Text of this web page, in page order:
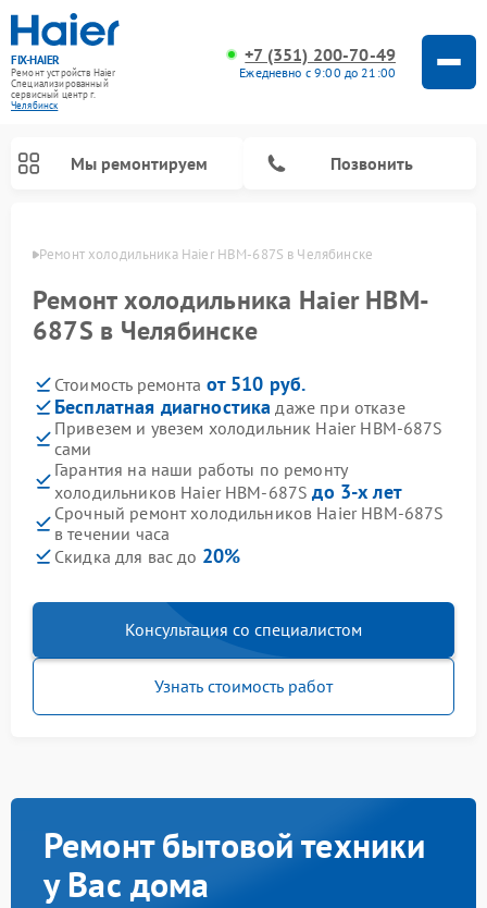
FIX-HAIER
Ремонт устройств Haier
Специализированный
cервисный центр г.
Челябинск
+7 (351) 200-70-49
Ежедневно с 9:00 до 21:00
Мы ремонтируем Позвонить
Ремонт холодильника Haier HBM-687S в Челябинске
Ремонт холодильника Haier HBM-
687S в Челябинске
Стоимость ремонта от 510 руб.
Бесплатная диагностика даже при отказе
Привезем и увезем холодильник Haier HBM-687S
сами
Гарантия на наши работы по ремонту
холодильников Haier HBM-687Sдо 3-х лет
Срочный ремонт холодильников Haier HBM-687S
в течении часа
Скидка для вас до 20%
Консультация со специалистом
Узнать стоимость работ
Ремонт бытовой техники
у Вас дома